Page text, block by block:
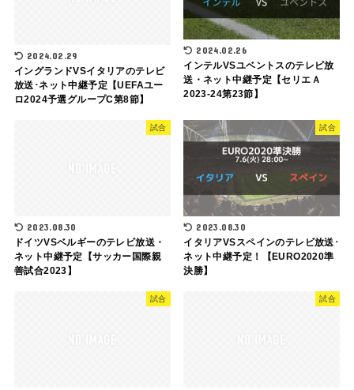
2024.02.29
イングランドVSイタリアのテレビ
放送･ネット中継予定【UEFAユー
ロ2024予選グループC第8節】
2024.02.26
インテルVSユベントスのテレビ放
送・ネット中継予定【セリエＡ
2023-24第23節】
試合
2023.08.30
ドイツVSベルギーのテレビ放送・
ネット中継予定【サッカー国際親
善試合2023】
試合
2023.08.30
イタリアVSスペインのテレビ放送･
ネット中継予定！【EURO2020準
決勝】
試合 試合